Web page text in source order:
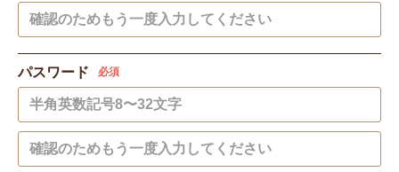
パスワード 必須